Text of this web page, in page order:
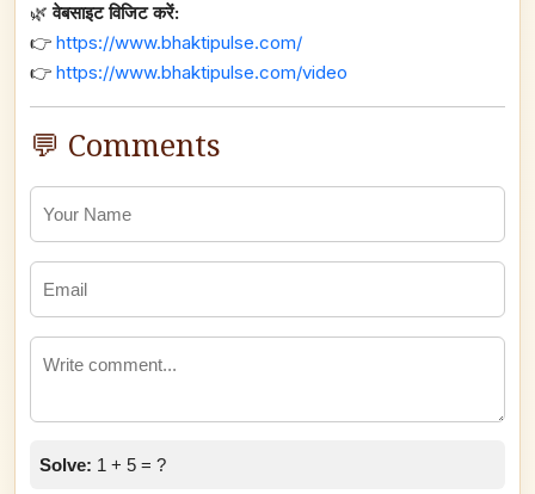
🌿वेबसाइट विजिट करें:
👉 https://www.bhaktipulse.com/
👉 https://www.bhaktipulse.com/video
💬 Comments
Solve: 1 + 5 = ?